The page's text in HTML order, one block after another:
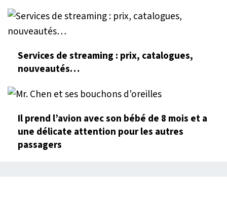
Services de streaming : prix, catalogues,
nouveautés…
Il prend l’avion avec son bébé de 8 mois et a
une délicate attention pour les autres
passagers